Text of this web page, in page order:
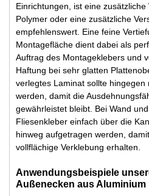
Einrichtungen, ist eine
Polymer oder eine zusätzliche
empfehlenswert. Eine feine
Montagefläche dient dabei als
Auftrag des Montageklebers und
Haftung bei sehr glatten
verlegtes Laminat sollte hingegen
werden, damit die
gewährleistet bleibt. Bei Wand
Fliesenkleber einfach über die
hinweg aufgetragen werden,
vollflächige Verklebung erhalten.
Anwendungsbeispiele
Außenecken aus Aluminium